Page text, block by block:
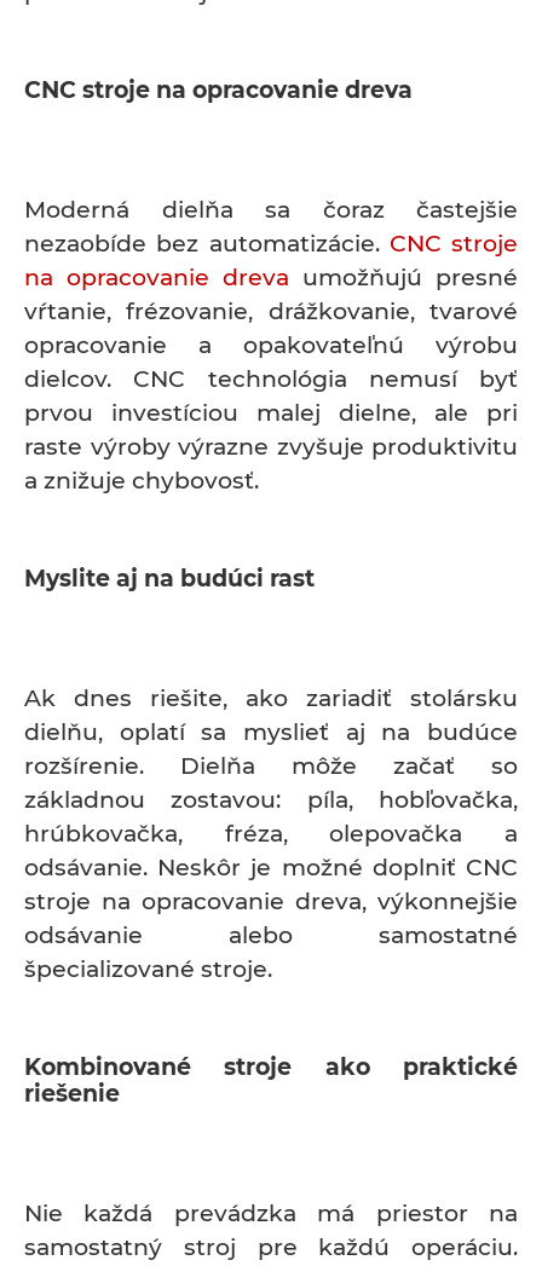
CNC stroje na opracovanie dreva
Moderná dielňa sa čoraz častejšie
nezaobíde bez automatizácie. CNC stroje
na opracovanie dreva umožňujú presné
vŕtanie, frézovanie, drážkovanie, tvarové
opracovanie a opakovateľnú výrobu
dielcov. CNC technológia nemusí byť
prvou investíciou malej dielne, ale pri
raste výroby výrazne zvyšuje produktivitu
a znižuje chybovosť.
Myslite aj na budúci rast
Ak dnes riešite, ako zariadiť stolársku
dielňu, oplatí sa myslieť aj na budúce
rozšírenie. Dielňa môže začať so
základnou zostavou: píla, hobľovačka,
hrúbkovačka, fréza, olepovačka a
odsávanie. Neskôr je možné doplniť CNC
stroje na opracovanie dreva, výkonnejšie
odsávanie alebo samostatné
špecializované stroje.
Kombinované stroje ako praktické
riešenie
Nie každá prevádzka má priestor na
samostatný stroj pre každú operáciu.